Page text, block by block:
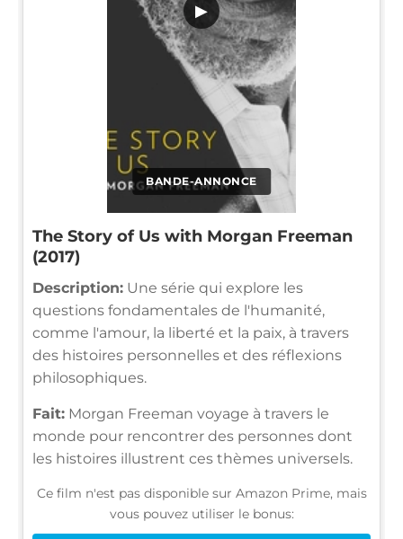
BANDE-ANNONCE
▶
The Story of Us with Morgan Freeman
(2017)
Description: Une série qui explore les
questions fondamentales de l'humanité,
comme l'amour, la liberté et la paix, à travers
des histoires personnelles et des réflexions
philosophiques.
Fait: Morgan Freeman voyage à travers le
monde pour rencontrer des personnes dont
les histoires illustrent ces thèmes universels.
Ce film n'est pas disponible sur Amazon Prime, mais
vous pouvez utiliser le bonus: